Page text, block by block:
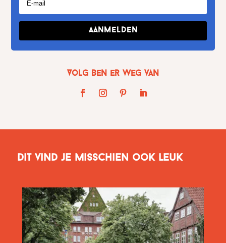
Aanmelden
Volg Ben er weg van
Dit vind je misschien ook leuk